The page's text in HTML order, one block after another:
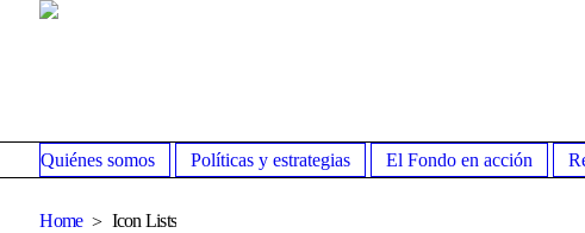
Quiénes somos Políticas y estrategias El Fondo en acción
Home Icon Lists